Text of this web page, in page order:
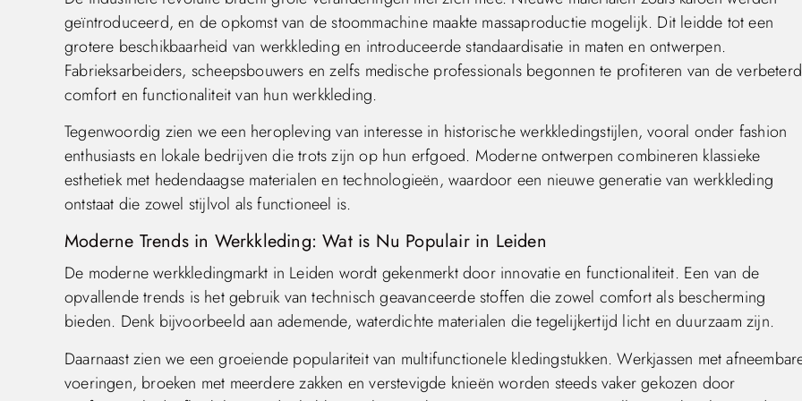
geïntroduceerd, en de opkomst van de stoommachine maakte massaproductie mogelijk. Dit leidde tot een
grotere beschikbaarheid van werkkleding en introduceerde standaardisatie in maten en ontwerpen.
Fabrieksarbeiders, scheepsbouwers en zelfs medische professionals begonnen te profiteren van de
comfort en functionaliteit van hun werkkleding.
Tegenwoordig zien we een heropleving van interesse in historische werkkledingstijlen, vooral onder fashion
enthusiasts en lokale bedrijven die trots zijn op hun erfgoed. Moderne ontwerpen combineren klassieke
esthetiek met hedendaagse materialen en technologieën, waardoor een nieuwe generatie van werkkleding
ontstaat die zowel stijlvol als functioneel is.
Moderne Trends in Werkkleding: Wat is Nu Populair in Leiden
De moderne werkkledingmarkt in Leiden wordt gekenmerkt door innovatie en functionaliteit. Een van de
opvallende trends is het gebruik van technisch geavanceerde stoffen die zowel comfort als bescherming
bieden. Denk bijvoorbeeld aan ademende, waterdichte materialen die tegelijkertijd licht en duurzaam zijn.
Daarnaast zien we een groeiende populariteit van multifunctionele kledingstukken. Werkjassen met
voeringen, broeken met meerdere zakken en verstevigde knieën worden steeds vaker gekozen door